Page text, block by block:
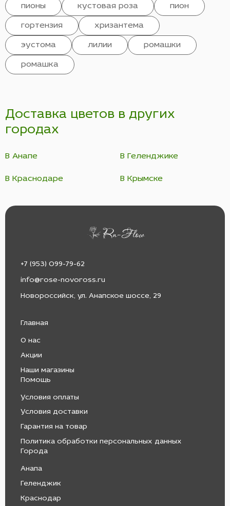
пионы кустовая роза пион
гортензия хризантема
эустома лилии ромашки
ромашка
Доставка цветов в других
городах
В Анапе В Геленджике
В Краснодаре В Крымске
+7 (953) 099-79-62
info@rose-novoross.ru
Новороссийск, ул. Анапское шоссе, 29
Главная
О нас
Акции
Наши магазины
Помощь
Условия оплаты
Условия доставки
Гарантия на товар
Политика обработки персональных данных
Города
Анапа
Геленджик
Краснодар